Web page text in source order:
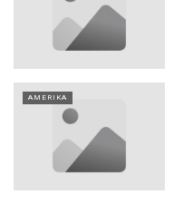
AMERIKA